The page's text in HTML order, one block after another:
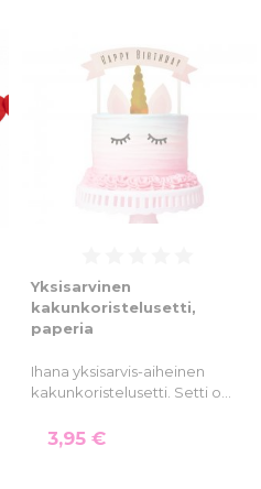
Yksisarvinen
kakunkoristelusetti,
paperia
Ihana yksisarvis-aiheinen
kakunkoristelusetti. Setti o…
3,95 €